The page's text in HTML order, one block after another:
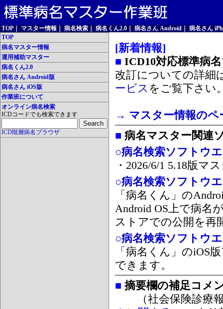
TOP マスター情報 病名検索 病名くん2.0 病名さん Android
病名さん
TOP
病名マスター情報
運用補助マスター
病名くん2.0
病名さん Android版
病名さん iOS版
作業班について
オンライン病名検索
ICDコードでも検索できます
ICD階層病名ブラウザ
[新着情報]
■ ICD10対応標準病
改訂についての詳細
ービス をご覧下さい
→ マスター情報のペ
■ 病名マスター関連
○病名検索ソフトウ
・2026/6/1 5.18版マ
○病名検索ソフトウ
「病名くん」の
Android OS上で病名
ストアでの公開を再
○病名検索ソフトウ
「病名くん」のiOS
できます。
■ 摘要欄の補足コメ
（社会保険診療報